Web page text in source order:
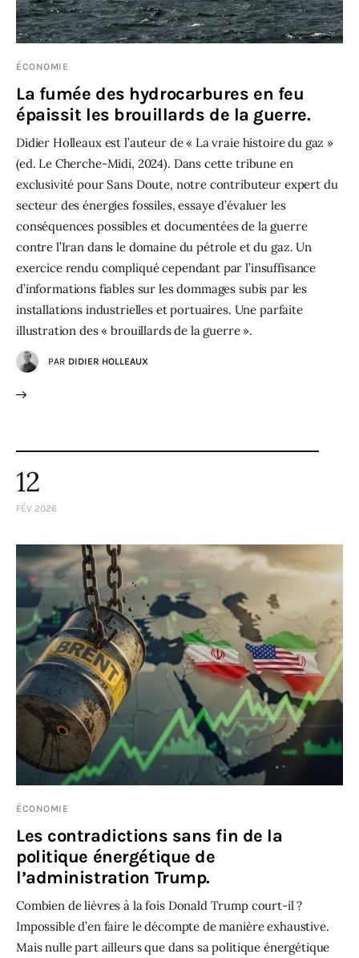
ÉCONOMIE
La fumée des hydrocarbures en feu
épaissit les brouillards de la guerre.
Didier Holleaux est l’auteur de « La vraie histoire du gaz »
(ed. Le Cherche-Midi, 2024). Dans cette tribune en
exclusivité pour Sans Doute, notre contributeur expert du
secteur des énergies fossiles, essaye d’évaluer les
conséquences possibles et documentées de la guerre
contre l’Iran dans le domaine du pétrole et du gaz. Un
exercice rendu compliqué cependant par l’insuffisance
d’informations fiables sur les dommages subis par les
installations industrielles et portuaires. Une parfaite
illustration des « brouillards de la guerre ».
PAR DIDIER HOLLEAUX
12
FÉV 2026
ÉCONOMIE
Les contradictions sans fin de la
politique énergétique de
l’administration Trump.
Combien de lièvres à la fois Donald Trump court-il ?
Impossible d’en faire le décompte de manière exhaustive.
Mais nulle part ailleurs que dans sa politique énergétique